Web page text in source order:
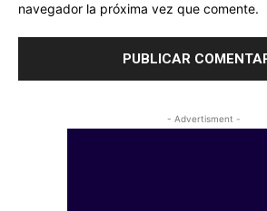
navegador la próxima vez que comente.
- Advertisment -